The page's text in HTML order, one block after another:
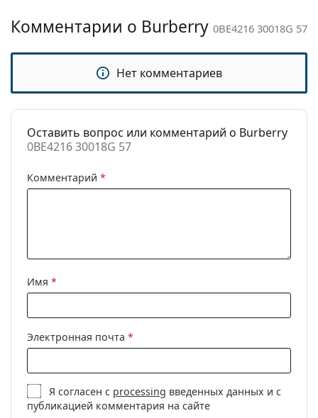
Другое
Солнцезащитные очки
Бренд:
Burberry
Код:
0BE4216 30018G 57
Комментарии о Burberry 0BE4216 30018G 57
Нет комментариев
Оставить вопрос или комментарий о Burberry
0BE4216 30018G 57
Комментарий *
Имя *
Электронная почта *
Я согласен с processing введенных данных и с
публикацией комментария на сайте